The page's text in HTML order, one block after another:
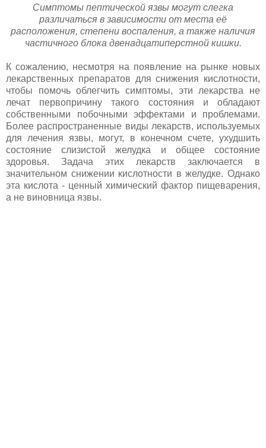
Симптомы пептической язвы могут слегка
различаться в зависимости от места её
расположения, степени воспаления, а также наличия
частичного блока двенадцатиперстной кишки.
К сожалению, несмотря на появление на рынке новых
лекарственных препаратов для снижения кислотности,
чтобы помочь облегчить симптомы, эти лекарства не
лечат первопричину такого состояния и обладают
собственными побочными эффектами и проблемами.
Более распространенные виды лекарств, используемых
для лечения язвы, могут, в конечном счете, ухудшить
состояние слизистой желудка и общее состояние
здоровья. Задача этих лекарств заключается в
значительном снижении кислотности в желудке. Однако
эта кислота - ценный химический фактор пищеварения,
а не виновница язвы.